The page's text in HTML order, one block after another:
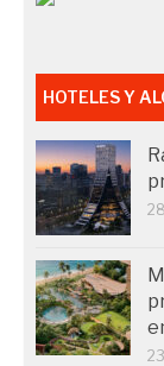
HOTELES Y